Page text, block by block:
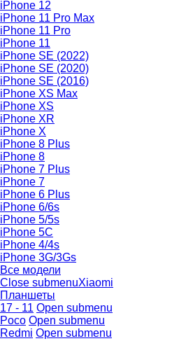
iPhone 12
iPhone 11 Pro Max
iPhone 11 Pro
iPhone 11
iPhone SE (2022)
iPhone SE (2020)
iPhone SE (2016)
iPhone XS Max
iPhone XS
iPhone XR
iPhone X
iPhone 8 Plus
iPhone 8
iPhone 7 Plus
iPhone 7
iPhone 6 Plus
iPhone 6/6s
iPhone 5/5s
iPhone 5C
iPhone 4/4s
iPhone 3G/3Gs
Все модели
Close submenuXiaomi
Планшеты
17 - 11 Open submenu
Poco Open submenu
Redmi Open submenu